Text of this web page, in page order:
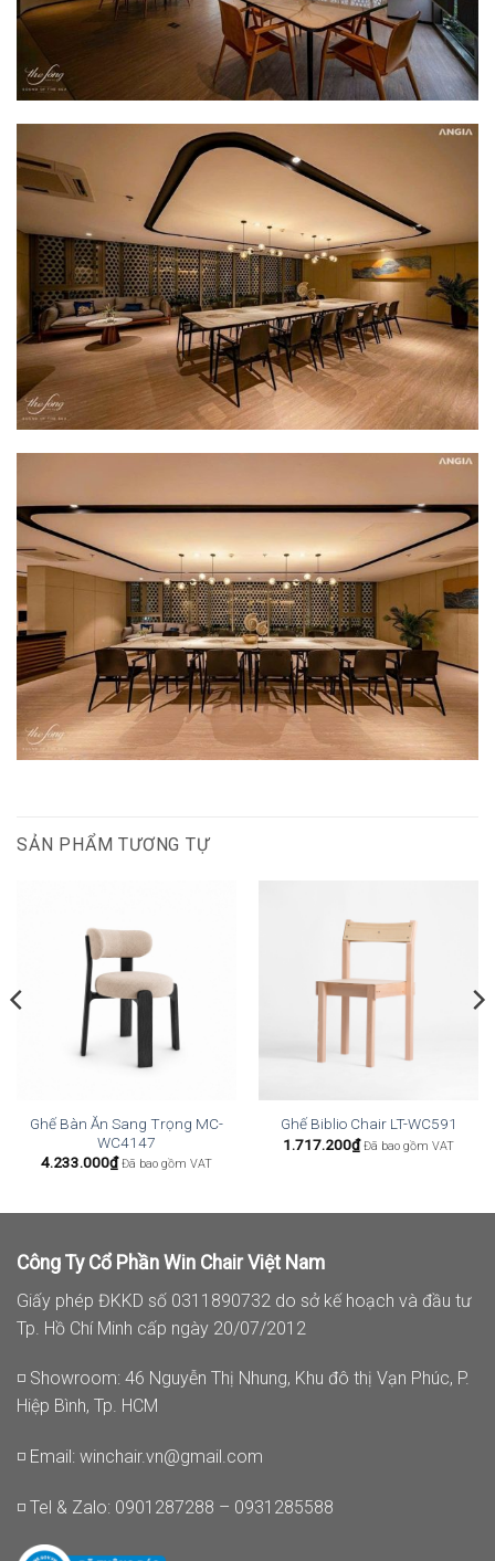
SẢN PHẨM TƯƠNG TỰ
Ghế Bàn Ăn Sang Trọng MC-
WC4147
4.233.000₫ Đã bao gồm VAT
Ghế Biblio Chair LT-WC591
1.717.200₫ Đã bao gồm VAT
Công Ty Cổ Phần Win Chair Việt Nam
Giấy phép ĐKKD số 0311890732 do sở kế hoạch và đầu tư
Tp. Hồ Chí Minh cấp ngày 20/07/2012
◽ Showroom: 46 Nguyễn Thị Nhung, Khu đô thị Vạn Phúc, P.
Hiệp Bình, Tp. HCM
◽ Email: winchair.vn@gmail.com
◽ Tel & Zalo: 0901287288 – 0931285588